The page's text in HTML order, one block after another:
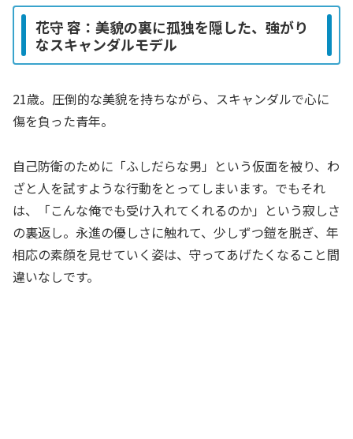
花守 容：美貌の裏に孤独を隠した、強がり
なスキャンダルモデル
21歳。圧倒的な美貌を持ちながら、スキャンダルで心に
傷を負った青年。
自己防衛のために「ふしだらな男」という仮面を被り、わ
ざと人を試すような行動をとってしまいます。でもそれ
は、「こんな俺でも受け入れてくれるのか」という寂しさ
の裏返し。永進の優しさに触れて、少しずつ鎧を脱ぎ、年
相応の素顔を見せていく姿は、守ってあげたくなること間
違いなしです。